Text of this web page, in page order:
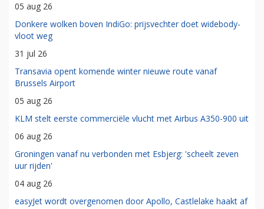
05 aug 26
Donkere wolken boven IndiGo: prijsvechter doet widebody-
vloot weg
31 jul 26
Transavia opent komende winter nieuwe route vanaf
Brussels Airport
05 aug 26
KLM stelt eerste commerciële vlucht met Airbus A350-900 uit
06 aug 26
Groningen vanaf nu verbonden met Esbjerg: 'scheelt zeven
uur rijden'
04 aug 26
easyJet wordt overgenomen door Apollo, Castlelake haakt af